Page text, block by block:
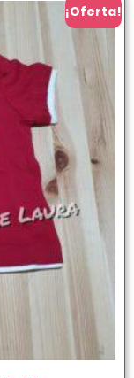
¡Oferta!